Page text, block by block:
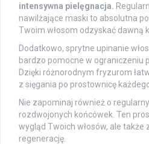
intensywna pielęgnacja.
nawilżające maski to absolutna
Twoim włosom odzyskać dawną
Dodatkowo, sprytne upinanie
bardzo pomocne w ograniczeniu
Dzięki różnorodnym fryzurom
z sięgania po prostownicę
Nie zapominaj również o
rozdwojonych końcówek. Ten
wygląd Twoich włosów, ale
regenerację.